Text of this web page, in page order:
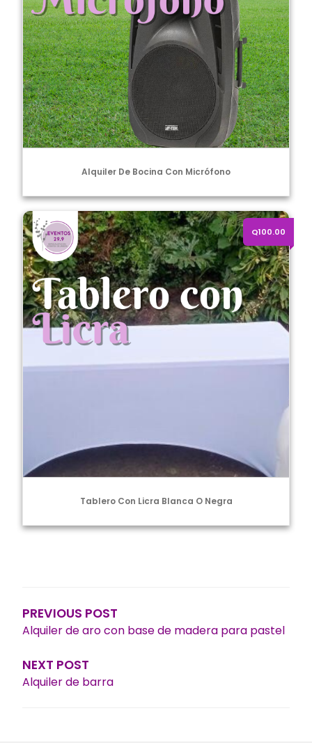
Alquiler De Bocina Con Micrófono
Tablero con licra blanca o negra
Tablero Con Licra Blanca O Negra
Q100.00
entradas
PREVIOUS POST
Alquiler de aro con base de madera para pastel
NEXT POST
Alquiler de barra